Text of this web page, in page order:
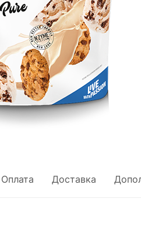
Оплата Доставка